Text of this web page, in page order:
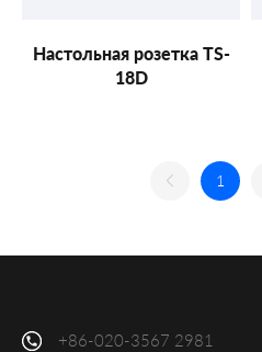
Настольная розетка TS-
18D
1
+86-020-3567 2981